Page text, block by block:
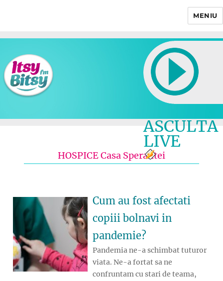
MENIU
ASCULTA
LIVE
HOSPICE Casa Sperantei
Cum au fost afectati
copiii bolnavi in
pandemie?
Pandemia ne-a schimbat tuturor
viata. Ne-a fortat sa ne
confruntam cu stari de teama,